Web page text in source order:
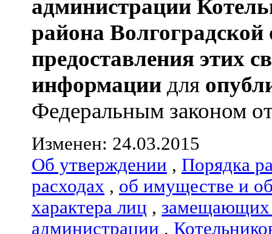
администрации
района Волгоградской
предоставления этих
информации для
Федеральным законом
Изменен: 24.03.2015
Об утверждении , Порядка
расходах , об имуществе и
характера лиц , замещающих
администрации ,